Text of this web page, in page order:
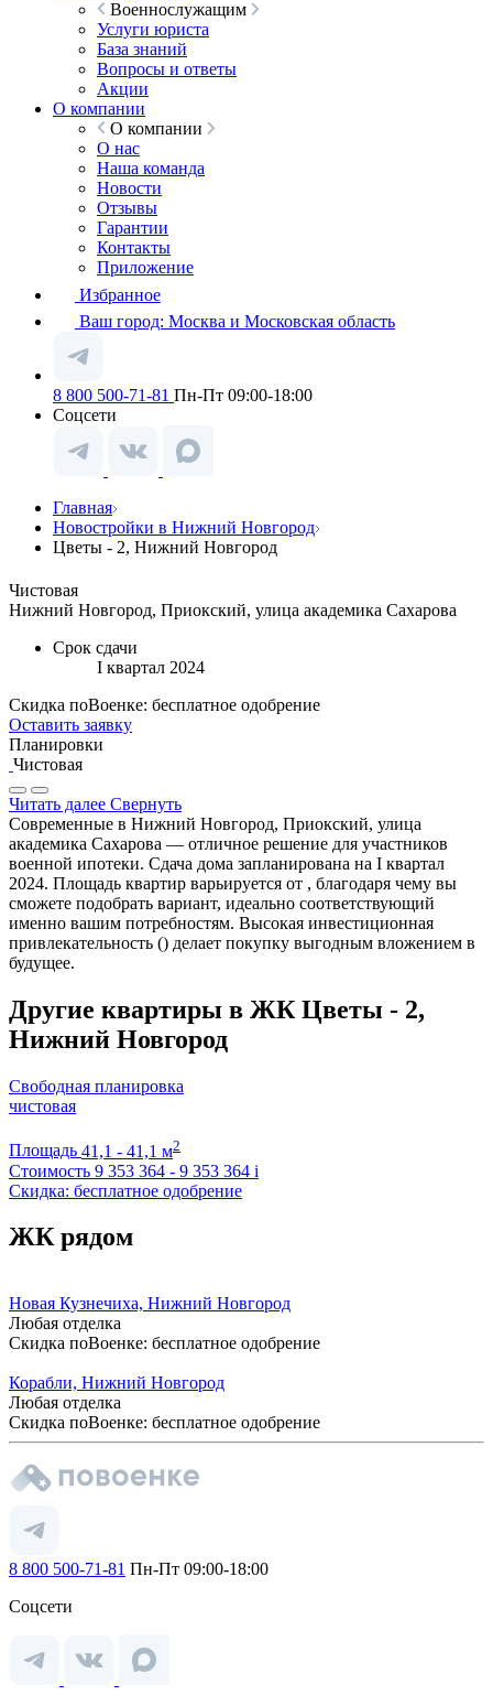
Военнослужащим
Услуги юриста
База знаний
Вопросы и ответы
Акции
О компании
О компании
О нас
Наша команда
Новости
Отзывы
Гарантии
Контакты
Приложение
Избранное
Ваш город: Москва и Московская область
8 800 500-71-81 Пн-Пт 09:00-18:00
Соцсети
Главная
Новостройки в Нижний Новгород
Цветы - 2, Нижний Новгород
Чистовая
Нижний Новгород, Приокский, улица академика Сахарова
Срок сдачи
I квартал 2024
Скидка поВоенке: бесплатное одобрение
Оставить заявку
Планировки
Чистовая
Читать далее Свернуть
Современные в Нижний Новгород, Приокский, улица
академика Сахарова — отличное решение для участников
военной ипотеки. Сдача дома запланирована на I квартал
2024. Площадь квартир варьируется от , благодаря чему вы
сможете подобрать вариант, идеально соответствующий
именно вашим потребностям. Высокая инвестиционная
привлекательность () делает покупку выгодным вложением в
будущее.
Другие квартиры в ЖК Цветы - 2,
Нижний Новгород
Свободная планировка
чистовая
Площадь 41,1 - 41,1 м2
Стоимость 9 353 364 - 9 353 364 i
Скидка: бесплатное одобрение
ЖК рядом
Новая Кузнечиха, Нижний Новгород
Любая отделка
Скидка поВоенке: бесплатное одобрение
Корабли, Нижний Новгород
Любая отделка
Скидка поВоенке: бесплатное одобрение
8 800 500-71-81 Пн-Пт 09:00-18:00
Соцсети